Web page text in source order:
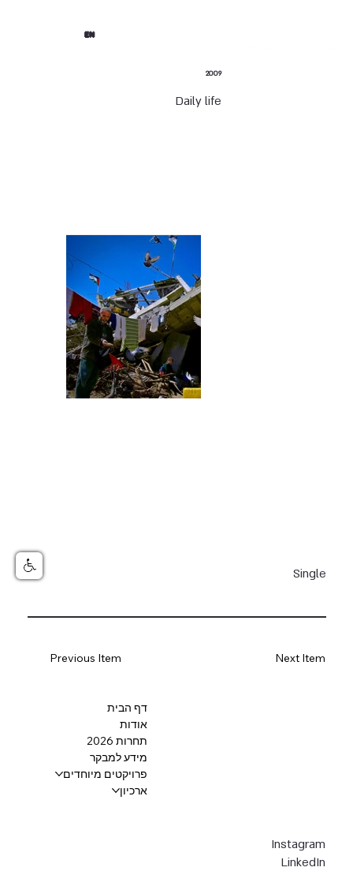
EN
2009
Daily life
Single
Next Item
Previous Item
Instagram
LinkedIn
דף הבית
אודות
תחרות 2026
מידע למבקר
פרויקטים מיוחדים
ארכיון